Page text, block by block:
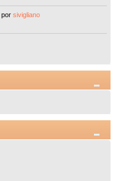
porsivigliano